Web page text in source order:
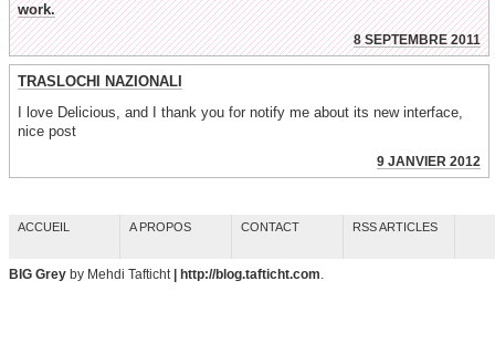
work.
8 SEPTEMBRE 2011
TRASLOCHI NAZIONALI
I love Delicious, and I thank you for notify me about its new interface,
nice post
9 JANVIER 2012
ACCUEIL A PROPOS CONTACT RSS ARTICLES
BIG Grey by Mehdi Tafticht | http://blog.tafticht.com.